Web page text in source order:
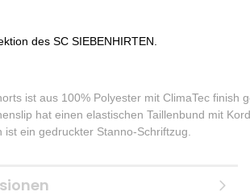
des SC SIEBENHIRTEN.
ist aus 100% Polyester mit ClimaTec finish
hat einen elastischen Taillenbund mit
ist ein gedruckter Stanno-Schriftzug.